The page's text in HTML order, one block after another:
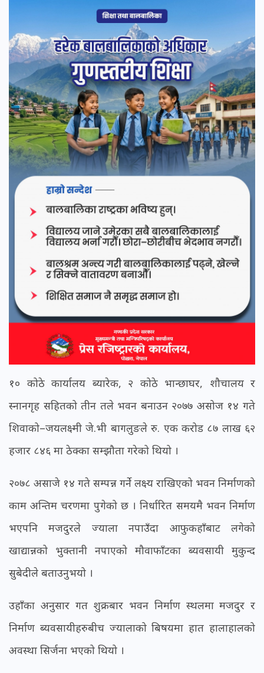
१० कोठे कार्यालय ब्यारेक, २ कोठे भान्छाघर, शौचालय र
स्नानगृह सहितको तीन तले भवन बनाउन २०७७ असोज १४ गते
शिवाको–जयलक्ष्मी जे.भी बागलुङले रु. एक करोड ८७ लाख ६२
हजार ८४६ मा ठेक्का सम्झौता गरेको थियो ।
२०७८ असाजे १४ गते सम्पन्न गर्ने लक्ष्य राखिएको भवन निर्माणको
काम अन्तिम चरणमा पुगेको छ । निर्धारित समयमै भवन निर्माण
भएपनि मजदुरले ज्याला नपाउँदा आफुकहाँबाट लगेको
खाद्यान्नको भुक्तानी नपाएको मौवाफाँटका ब्यवसायी मुकुन्द
सुबेदीले बताउनुभयो ।
उहाँका अनुसार गत शुक्रबार भवन निर्माण स्थलमा मजदुर र
निर्माण ब्यवसायीहरुबीच ज्यालाको बिषयमा हात हालाहालको
अवस्था सिर्जना भएको थियो ।